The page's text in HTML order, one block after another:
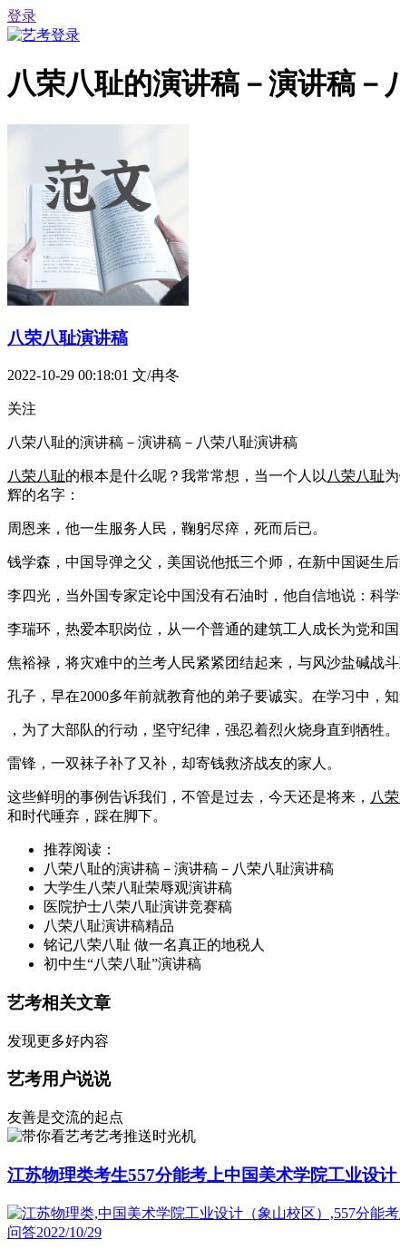
登录
八荣八耻的演讲稿－演讲稿－
八荣八耻演讲稿
2022-10-29 00:18:01 文/冉冬
关注
八荣八耻的演讲稿－演讲稿－八荣八耻演讲稿
八荣八耻的根本是什么呢？我常常想，当一个人以 八荣八耻
辉的名字：
周恩来，他一生服务人民，鞠躬尽瘁，死而后已。
钱学森，中国导弹之父，美国说他抵三个师，在新中国诞生后
李四光，当外国专家定论中国没有石油时，他自信地说：科
李瑞环，热爱本职岗位，从一个普通的建筑工人成长为党和国
焦裕禄，将灾难中的兰考人民紧紧团结起来，与风沙盐碱战斗
孔子，早在2000多年前就教育他的弟子要诚实。在学习中，
，为了大部队的行动，坚守纪律，强忍着烈火烧身直到牺牲。
雷锋，一双袜子补了又补，却寄钱救济战友的家人。
这些鲜明的事例告诉我们，不管是过去，今天还是将来， 八
和时代唾弃，踩在脚下。
推荐阅读：
八荣八耻的演讲稿－演讲稿－八荣八耻演讲稿
大学生八荣八耻荣辱观演讲稿
医院护士八荣八耻演讲竞赛稿
八荣八耻演讲稿精品
铭记八荣八耻 做一名真正的地税人
初中生“八荣八耻”演讲稿
艺考相关文章
发现更多好内容
艺考用户说说
友善是交流的起点
艺考推送时光机
江苏物理类考生557分能考上中国美术学院工业设
问答2022/10/29